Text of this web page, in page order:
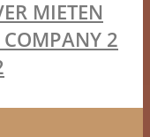
MIETEN
2